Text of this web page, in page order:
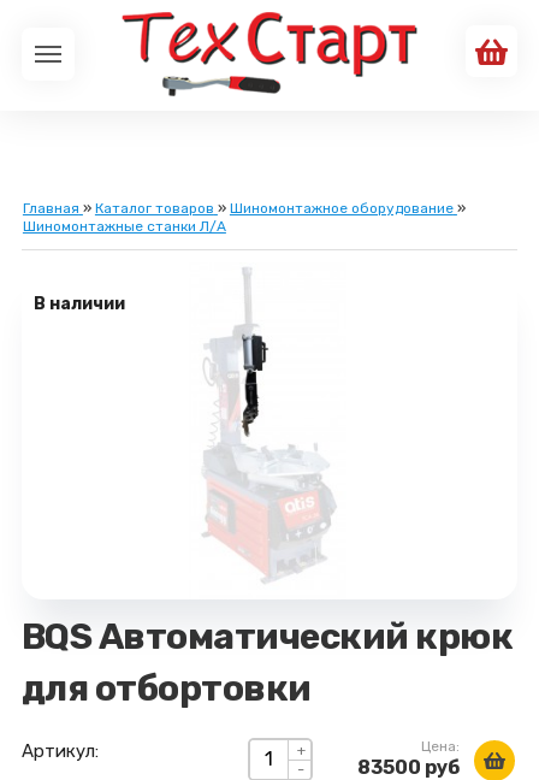
Главная » Каталог товаров » Шиномонтажное оборудование »
Шиномонтажные станки Л/А
В наличии
BQS Автоматический крюк
для отбортовки
+
-
Цена:
83500 руб
Артикул: